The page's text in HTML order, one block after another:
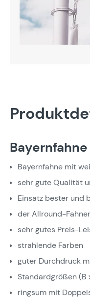
Bayernfahne mit
sehr gute Qualität
Einsatz bester und
der Allround-
sehr gutes Preis-
strahlende Farben
guter Durchdruck
Standardgrößen (B
ringsum mit